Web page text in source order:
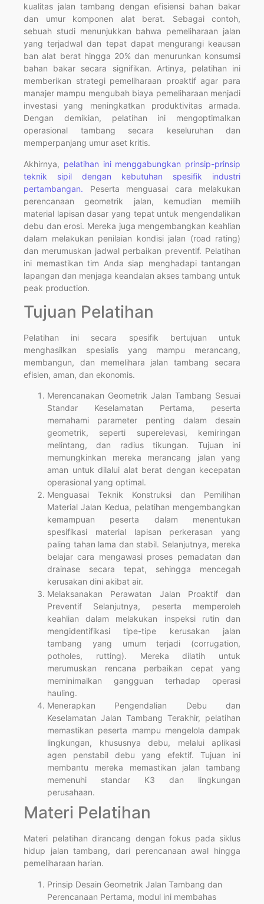
kualitas jalan tambang dengan efisiensi bahan bakar
dan umur komponen alat berat. Sebagai contoh,
sebuah studi menunjukkan bahwa pemeliharaan jalan
yang terjadwal dan tepat dapat mengurangi keausan
ban alat berat hingga 20% dan menurunkan konsumsi
bahan bakar secara signifikan. Artinya, pelatihan ini
memberikan strategi pemeliharaan proaktif agar para
manajer mampu mengubah biaya pemeliharaan menjadi
investasi yang meningkatkan produktivitas armada.
Dengan demikian, pelatihan ini mengoptimalkan
operasional tambang secara keseluruhan dan
memperpanjang umur aset kritis.
Akhirnya, pelatihan ini menggabungkan prinsip-prinsip
teknik sipil dengan kebutuhan spesifik industri
pertambangan. Peserta menguasai cara melakukan
perencanaan geometrik jalan, kemudian memilih
material lapisan dasar yang tepat untuk mengendalikan
debu dan erosi. Mereka juga mengembangkan keahlian
dalam melakukan penilaian kondisi jalan (road rating)
dan merumuskan jadwal perbaikan preventif. Pelatihan
ini memastikan tim Anda siap menghadapi tantangan
lapangan dan menjaga keandalan akses tambang untuk
peak production.
Tujuan Pelatihan
Pelatihan ini secara spesifik bertujuan untuk
menghasilkan spesialis yang mampu merancang,
membangun, dan memelihara jalan tambang secara
efisien, aman, dan ekonomis.
Merencanakan Geometrik Jalan Tambang Sesuai
Standar Keselamatan Pertama, peserta
memahami parameter penting dalam desain
geometrik, seperti superelevasi, kemiringan
melintang, dan radius tikungan. Tujuan ini
memungkinkan mereka merancang jalan yang
aman untuk dilalui alat berat dengan kecepatan
operasional yang optimal.
Menguasai Teknik Konstruksi dan Pemilihan
Material Jalan Kedua, pelatihan mengembangkan
kemampuan peserta dalam menentukan
spesifikasi material lapisan perkerasan yang
paling tahan lama dan stabil. Selanjutnya, mereka
belajar cara mengawasi proses pemadatan dan
drainase secara tepat, sehingga mencegah
kerusakan dini akibat air.
Melaksanakan Perawatan Jalan Proaktif dan
Preventif Selanjutnya, peserta memperoleh
keahlian dalam melakukan inspeksi rutin dan
mengidentifikasi tipe-tipe kerusakan jalan
tambang yang umum terjadi (corrugation,
potholes, rutting). Mereka dilatih untuk
merumuskan rencana perbaikan cepat yang
meminimalkan gangguan terhadap operasi
hauling.
Menerapkan Pengendalian Debu dan
Keselamatan Jalan Tambang Terakhir, pelatihan
memastikan peserta mampu mengelola dampak
lingkungan, khususnya debu, melalui aplikasi
agen penstabil debu yang efektif. Tujuan ini
membantu mereka memastikan jalan tambang
memenuhi standar K3 dan lingkungan
perusahaan.
Materi Pelatihan
Materi pelatihan dirancang dengan fokus pada siklus
hidup jalan tambang, dari perencanaan awal hingga
pemeliharaan harian.
Prinsip Desain Geometrik Jalan Tambang dan
Perencanaan Pertama, modul ini membahas